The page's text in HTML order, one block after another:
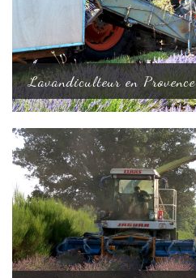
Lavandiculteur en Provence